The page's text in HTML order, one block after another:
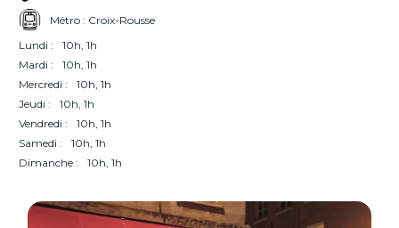
Métro : Croix-Rousse
Lundi :
10h, 1h
Mardi :
10h, 1h
Mercredi :
10h, 1h
Jeudi :
10h, 1h
Vendredi :
10h, 1h
Samedi :
10h, 1h
Dimanche :
10h, 1h